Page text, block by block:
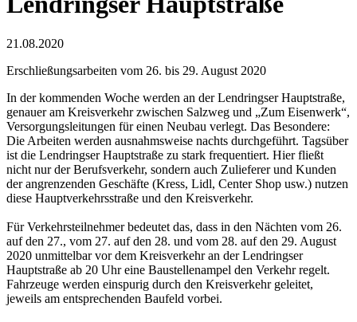
21.08.2020
Erschließungsarbeiten vom 26. bis 29. August 2020
In der kommenden Woche werden an der Lendringser Hauptstraße,
genauer am Kreisverkehr zwischen Salzweg und „Zum Eisenwerk“,
Versorgungsleitungen für einen Neubau verlegt. Das Besondere:
Die Arbeiten werden ausnahmsweise nachts durchgeführt. Tagsüber
ist die Lendringser Hauptstraße zu stark frequentiert. Hier fließt
nicht nur der Berufsverkehr, sondern auch Zulieferer und Kunden
der angrenzenden Geschäfte (Kress, Lidl, Center Shop usw.) nutzen
diese Hauptverkehrsstraße und den Kreisverkehr.
Für Verkehrsteilnehmer bedeutet das, dass in den Nächten vom 26.
auf den 27., vom 27. auf den 28. und vom 28. auf den 29. August
2020 unmittelbar vor dem Kreisverkehr an der Lendringser
Hauptstraße ab 20 Uhr eine Baustellenampel den Verkehr regelt.
Fahrzeuge werden einspurig durch den Kreisverkehr geleitet,
jeweils am entsprechenden Baufeld vorbei.